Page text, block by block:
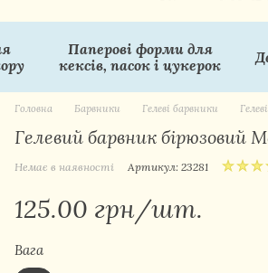
Паперові форми для
кексів, пасок і цукерок
Головна Барвники Гелеві барвники
Гелевий барвник бірюзовий
Немає в наявності Артикул: 23281
125.00 грн/шт.
Вага